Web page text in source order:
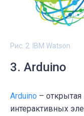
Рис. 2. IBM Watson
3. Arduino
Arduino –
интерактивных